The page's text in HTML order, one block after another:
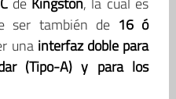
ser también de 16 ó
una interfaz doble para
(Tipo-A) y para los